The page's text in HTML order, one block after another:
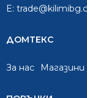
E:
ДОМТЕКС
За нас Mагазини